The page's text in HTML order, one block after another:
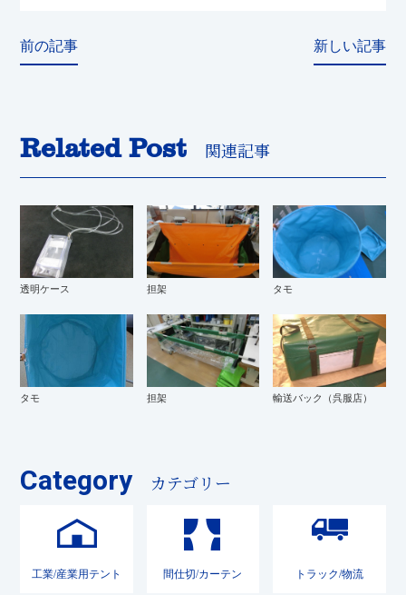
前の記事 新しい記事
Related Post 関連記事
透明ケース 担架 タモ
タモ 担架 輸送バック（呉服店）
Category カテゴリー
工業/産業用テント 間仕切/カーテン トラック/物流